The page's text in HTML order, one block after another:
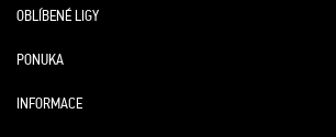
OBLÍBENÉ LIGY
PONUKA
INFORMACE